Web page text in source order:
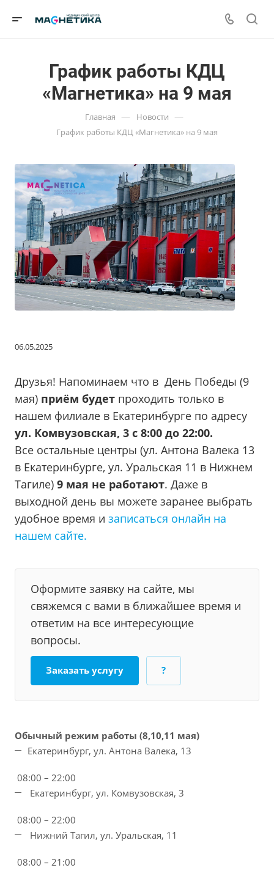
График работы КДЦ
«Магнетика» на 9 мая
Главная — Новости —
График работы КДЦ «Магнетика» на 9 мая
06.05.2025
Друзья! Напоминаем что в День Победы (9
мая) приём будет проходить только в
нашем филиале в Екатеринбурге по адресу
ул. Комвузовская, 3 с 8:00 до 22:00.
Все остальные центры (ул. Антона Валека 13
в Екатеринбурге, ул. Уральская 11 в Нижнем
Тагиле) 9 мая не работают. Даже в
выходной день вы можете заранее выбрать
удобное время и записаться онлайн на
нашем сайте.
Оформите заявку на сайте, мы
свяжемся с вами в ближайшее время и
ответим на все интересующие
вопросы.
Заказать услугу ?
Обычный режим работы (8,10,11 мая)
Екатеринбург, ул. Антона Валека, 13
08:00 – 22:00
Екатеринбург, ул. Комвузовская, 3
08:00 – 22:00
Нижний Тагил, ул. Уральская, 11
08:00 – 21:00